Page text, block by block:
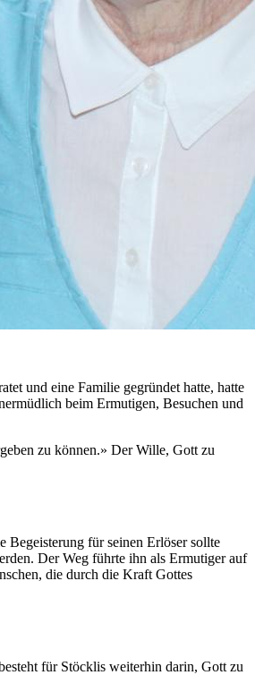
und eine Familie gegründet hatte, hatte
beim Ermutigen, Besuchen und
zu können.» Der Wille, Gott zu
Begeisterung für seinen Erlöser sollte
Der Weg führte ihn als Ermutiger auf
die durch die Kraft Gottes
für Stöcklis weiterhin darin, Gott zu